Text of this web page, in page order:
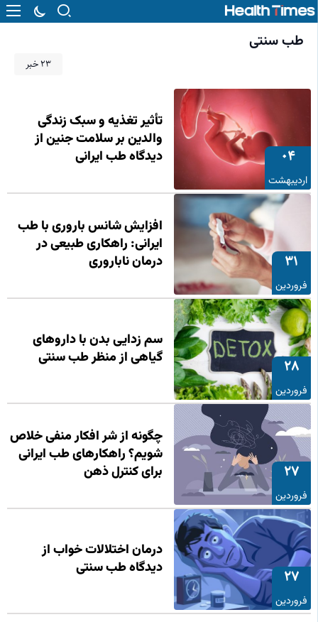
طب سنتی
23 خبر
04
اردیبهشت
تأثیر تغذیه و سبک زندگی
والدین بر سلامت جنین از
دیدگاه طب ایرانی
31
فروردین
افزایش شانس باروری با طب
ایرانی: راهکاری طبیعی در
درمان ناباروری
28
فروردین
سم‌ زدایی بدن با داروهای
گیاهی از منظر طب سنتی
27
فروردین
چگونه از شر افکار منفی خلاص
شویم؟ راهکارهای طب ایرانی
برای کنترل ذهن
27
فروردین
درمان اختلالات خواب از
دیدگاه طب سنتی